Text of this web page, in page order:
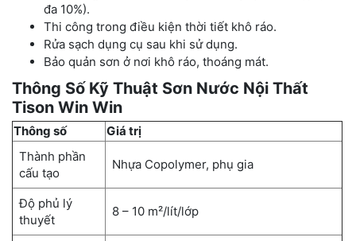
đa 10%).
Thi công trong điều kiện thời tiết khô ráo.
Rửa sạch dụng cụ sau khi sử dụng.
Bảo quản sơn ở nơi khô ráo, thoáng mát.
Thông Số Kỹ Thuật Sơn Nước Nội Thất
Tison Win Win
Thông số
Giá trị
Thành phần
cấu tạo
Nhựa Copolymer, phụ gia
Độ phủ lý
thuyết
8 – 10 m²/lít/lớp